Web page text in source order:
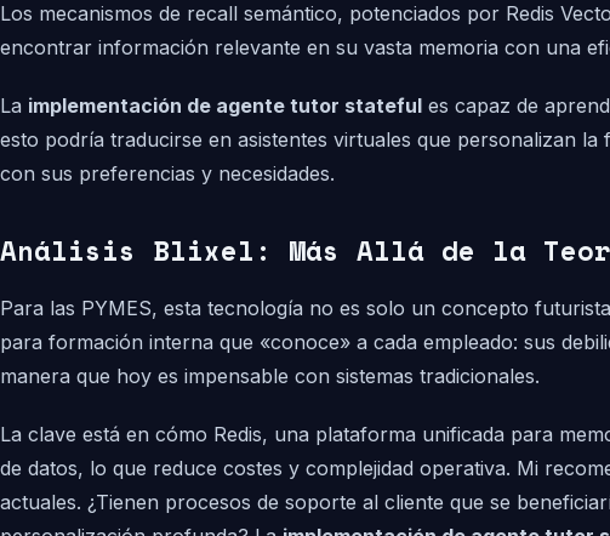
Los mecanismos de recall semántico, potenciados por Redis
encontrar información relevante en su vasta memoria con una
La implementación de agente tutor stateful es capaz de
esto podría traducirse en asistentes virtuales que personalizan
con sus preferencias y necesidades.
Análisis Blixel: Más Allá de la
Para las PYMES, esta tecnología no es solo un concepto
para formación interna que «conoce» a cada empleado: sus
manera que hoy es impensable con sistemas tradicionales.
La clave está en cómo Redis, una plataforma unificada para
de datos, lo que reduce costes y complejidad operativa. Mi
actuales. ¿Tienen procesos de soporte al cliente que se